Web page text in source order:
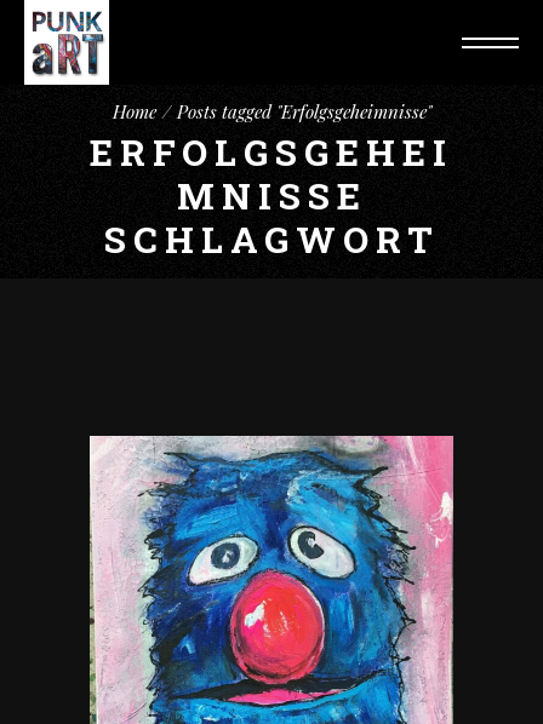
Home Posts tagged "Erfolgsgeheimnisse"
ERFOLGSGEHEI
MNISSE
SCHLAGWORT